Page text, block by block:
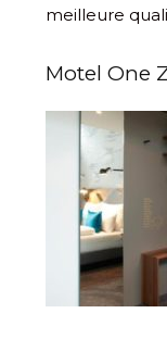
meilleure
Motel One